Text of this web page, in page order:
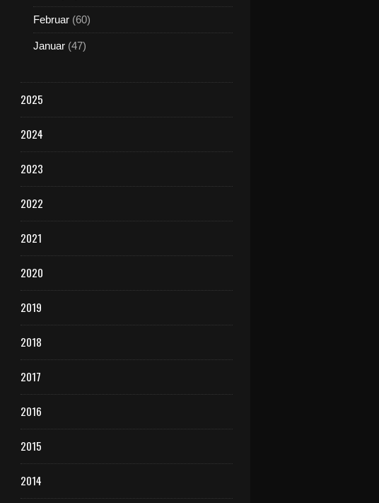
Februar (60)
Januar (47)
2025
2024
2023
2022
2021
2020
2019
2018
2017
2016
2015
2014